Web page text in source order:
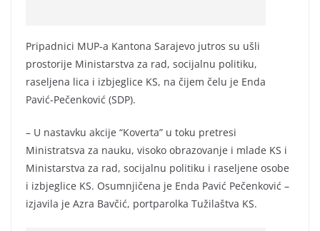
Pripadnici MUP-a Kantona Sarajevo jutros su ušli
prostorije Ministarstva za rad, socijalnu politiku,
raseljena lica i izbjeglice KS, na čijem čelu je Enda
Pavić-Pečenković (SDP).
– U nastavku akcije “Koverta” u toku pretresi
Ministratsva za nauku, visoko obrazovanje i mlade KS i
Ministarstva za rad, socijalnu politiku i raseljene osobe
i izbjeglice KS. Osumnjičena je Enda Pavić Pečenković –
izjavila je Azra Bavčić, portparolka Tužilaštva KS.